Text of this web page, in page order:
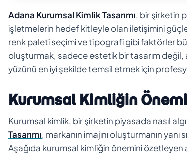
Adana Kurumsal Kimlik Tasarımı, bir şirketin
işletmelerin hedef kitleyle olan iletişimini
renk paleti seçimi ve tipografi gibi faktörler
oluşturmak, sadece estetik bir tasarım değil,
yüzünü en iyi şekilde temsil etmek için
Kurumsal Kimliğin Önemi
Kurumsal kimlik, bir şirketin piyasada nasıl
Tasarımı, markanın imajını oluşturmanın
Aşağıda kurumsal kimliğin önemini özetleyen